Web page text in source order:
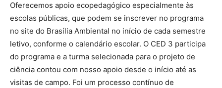
Oferecemos apoio ecopedagógico especialmente às
escolas públicas, que podem se inscrever no programa
no site do Brasília Ambiental no início de cada semestre
letivo, conforme o calendário escolar. O CED 3 participa
do programa e a turma selecionada para o projeto de
ciência contou com nosso apoio desde o início até as
visitas de campo. Foi um processo contínuo de